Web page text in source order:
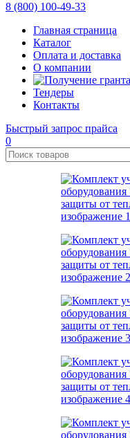
8 (800) 100-49-33
Главная страница
Каталог
Оплата и доставка
О компании
Тендеры
Контакты
Быстрый запрос прайса
0